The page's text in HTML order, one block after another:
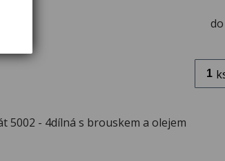
5002 - 4dílná s brouskem a olejem